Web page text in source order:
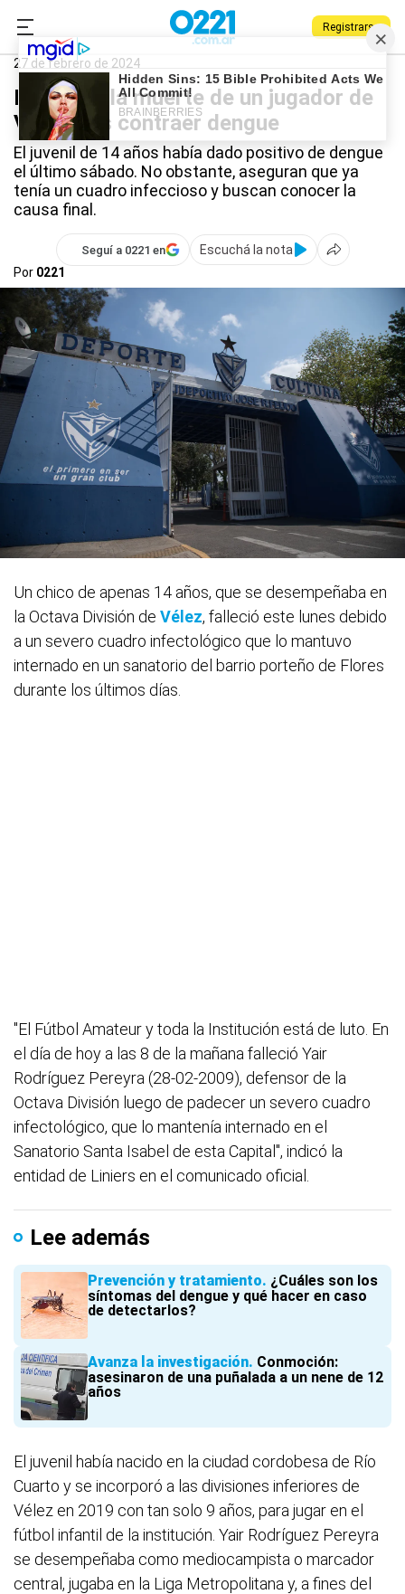
Registrarse
0221.com.ar
Vélez
27 de febrero de 2024
Dolor por la muerte de un jugador de
Vélez tras contraer dengue
El juvenil de 14 años había dado positivo de dengue
el último sábado. No obstante, aseguran que ya
tenía un cuadro infeccioso y buscan conocer la
causa final.
Seguí a 0221 en
Escuchá la nota
Por 0221
Un chico de apenas 14 años, que se desempeñaba en
la Octava División de Vélez, falleció este lunes debido
a un severo cuadro infectológico que lo mantuvo
internado en un sanatorio del barrio porteño de Flores
durante los últimos días.
"El Fútbol Amateur y toda la Institución está de luto. En
el día de hoy a las 8 de la mañana falleció Yair
Rodríguez Pereyra (28-02-2009), defensor de la
Octava División luego de padecer un severo cuadro
infectológico, que lo mantenía internado en el
Sanatorio Santa Isabel de esta Capital", indicó la
entidad de Liniers en el comunicado oficial.
Lee además
Prevención y tratamiento ¿Cuáles son los
síntomas del dengue y qué hacer en caso
de detectarlos?
Avanza la investigación Conmoción:
asesinaron de una puñalada a un nene de 12
años
El juvenil había nacido en la ciudad cordobesa de Río
Cuarto y se incorporó a las divisiones inferiores de
Vélez en 2019 con tan solo 9 años, para jugar en el
fútbol infantil de la institución. Yair Rodríguez Pereyra
se desempeñaba como mediocampista o marcador
central, jugaba en la Liga Metropolitana y, a fines del